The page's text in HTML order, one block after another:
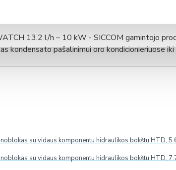
su vidaus komponentu hidraulikos bokštu HTD,
su vidaus komponentu hidraulikos bokštu HTD,
13.2 l/h – 10 kW - SICCOM gamintojo
kondensato pašalinimui oro kondicionieriuose
Tai apsaugo nuo didelių priemaišų,
lengva montuoti.